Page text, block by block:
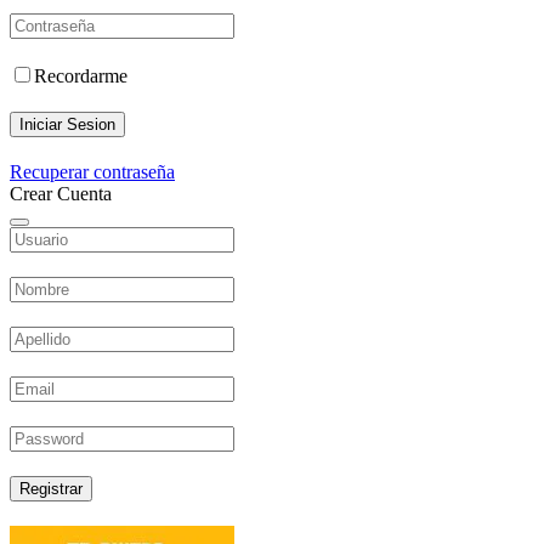
Recordarme
Iniciar Sesion
Recuperar contraseña
Crear Cuenta
Registrar